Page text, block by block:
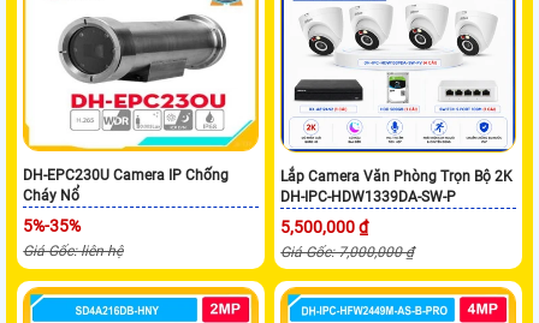
DH-EPC230U Camera IP Chống
Cháy Nổ
5%-35%
Giá Gốc: liên hệ
Lắp Camera Văn Phòng Trọn Bộ 2K
DH-IPC-HDW1339DA-SW-P
5,500,000 ₫
Giá Gốc: 7,000,000 ₫